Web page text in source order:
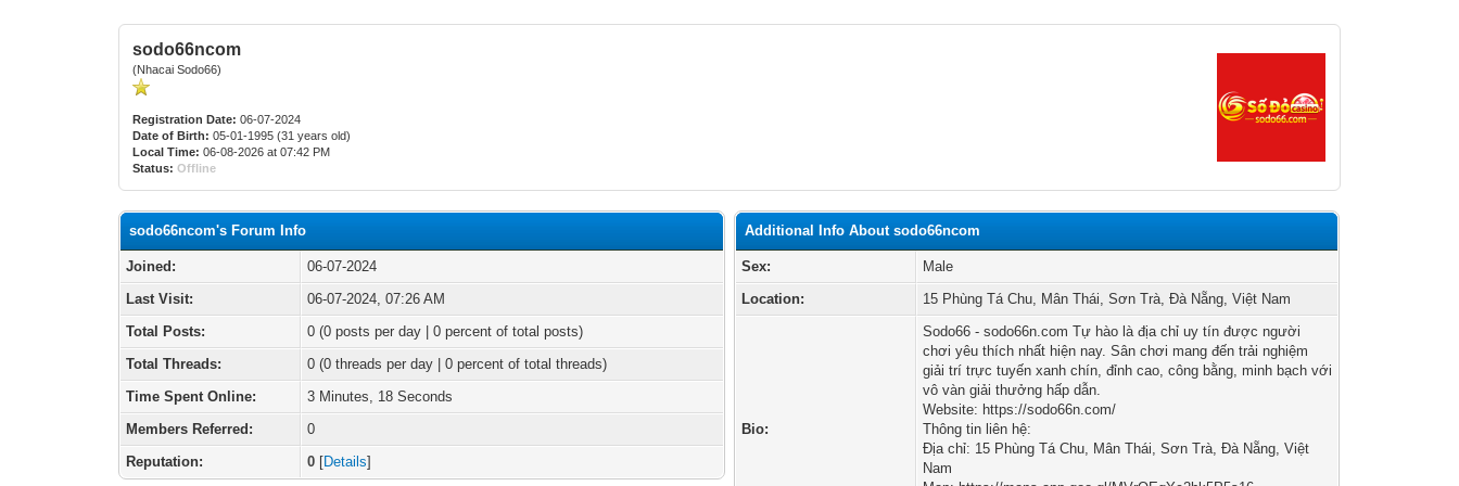
sodo66ncom
(Nhacai Sodo66)
Registration Date: 06-07-2024
Date of Birth: 05-01-1995 (31 years old)
Local Time: 06-08-2026 at 07:42 PM
Status: Offline
sodo66ncom's Forum Info
Joined:
06-07-2024
Last Visit:
06-07-2024, 07:26 AM
Total Posts:
0 (0 posts per day | 0 percent of total posts)
Total Threads:
0 (0 threads per day | 0 percent of total threads)
Time Spent Online:
3 Minutes, 18 Seconds
Members Referred:
0
Reputation:
0 [Details]
Additional Info About sodo66ncom
Sex:
Male
Location:
15 Phùng Tá Chu, Mân Thái, Sơn Trà, Đà Nẵng, Việt Nam
Bio:
Sodo66 - sodo66n.com Tự hào là địa chỉ uy tín được người
chơi yêu thích nhất hiện nay. Sân chơi mang đến trải nghiệm
giải trí trực tuyến xanh chín, đỉnh cao, công bằng, minh bạch với
vô vàn giải thưởng hấp dẫn.
Website: https://sodo66n.com/
Thông tin liên hệ:
Địa chỉ: 15 Phùng Tá Chu, Mân Thái, Sơn Trà, Đà Nẵng, Việt
Nam